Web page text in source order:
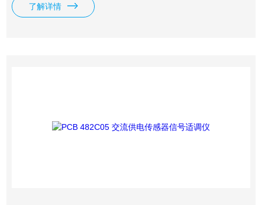
售团队。PCB 482C16 交流供电传感器信号适调仪
了解详情